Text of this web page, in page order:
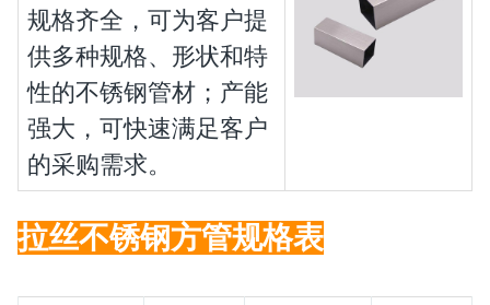
规格齐全，可为客户提
供多种规格、形状和特
性的不锈钢管材；产能
强大，可快速满足客户
的采购需求。
拉丝不锈钢方管规格表